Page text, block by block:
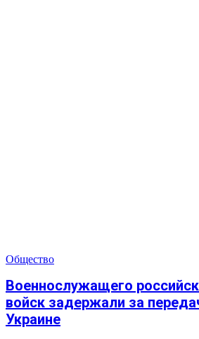
Общество
Военнослужащего
войск задержали за
Украине